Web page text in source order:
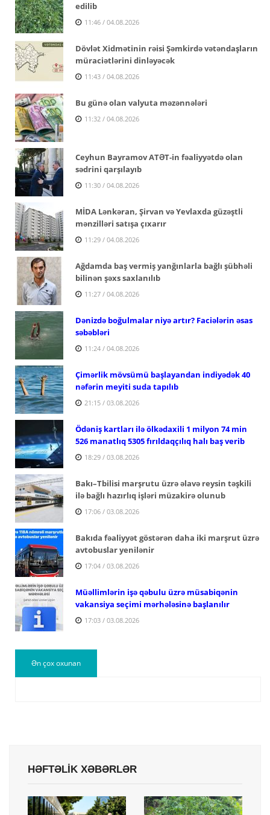
edilib
11:46 / 04.08.2026
Dövlət Xidmətinin rəisi Şəmkirdə vətəndaşların
müraciətlərini dinləyəcək
11:43 / 04.08.2026
Bu günə olan valyuta məzənnələri
11:32 / 04.08.2026
Ceyhun Bayramov ATƏT-in fəaliyyətdə olan
sədrini qarşılayıb
11:30 / 04.08.2026
MİDA Lənkəran, Şirvan və Yevlaxda güzəştli
mənzilləri satışa çıxarır
11:29 / 04.08.2026
Ağdamda baş vermiş yanğınlarla bağlı şübhəli
bilinən şəxs saxlanılıb
11:27 / 04.08.2026
Dənizdə boğulmalar niyə artır? Faciələrin əsas
səbəbləri
11:24 / 04.08.2026
Çimərlik mövsümü başlayandan indiyədək 40
nəfərin meyiti suda tapılıb
21:15 / 03.08.2026
Ödəniş kartları ilə ölkədaxili 1 milyon 74 min
526 manatlıq 5305 fırıldaqçılıq halı baş verib
18:29 / 03.08.2026
Bakı–Tbilisi marşrutu üzrə əlavə reysin təşkili
ilə bağlı hazırlıq işləri müzakirə olunub
17:06 / 03.08.2026
Bakıda fəaliyyət göstərən daha iki marşrut üzrə
avtobuslar yenilənir
17:04 / 03.08.2026
Müəllimlərin işə qəbulu üzrə müsabiqənin
vakansiya seçimi mərhələsinə başlanılır
17:03 / 03.08.2026
Ən çox oxunan
HƏFTƏLİK XƏBƏRLƏR